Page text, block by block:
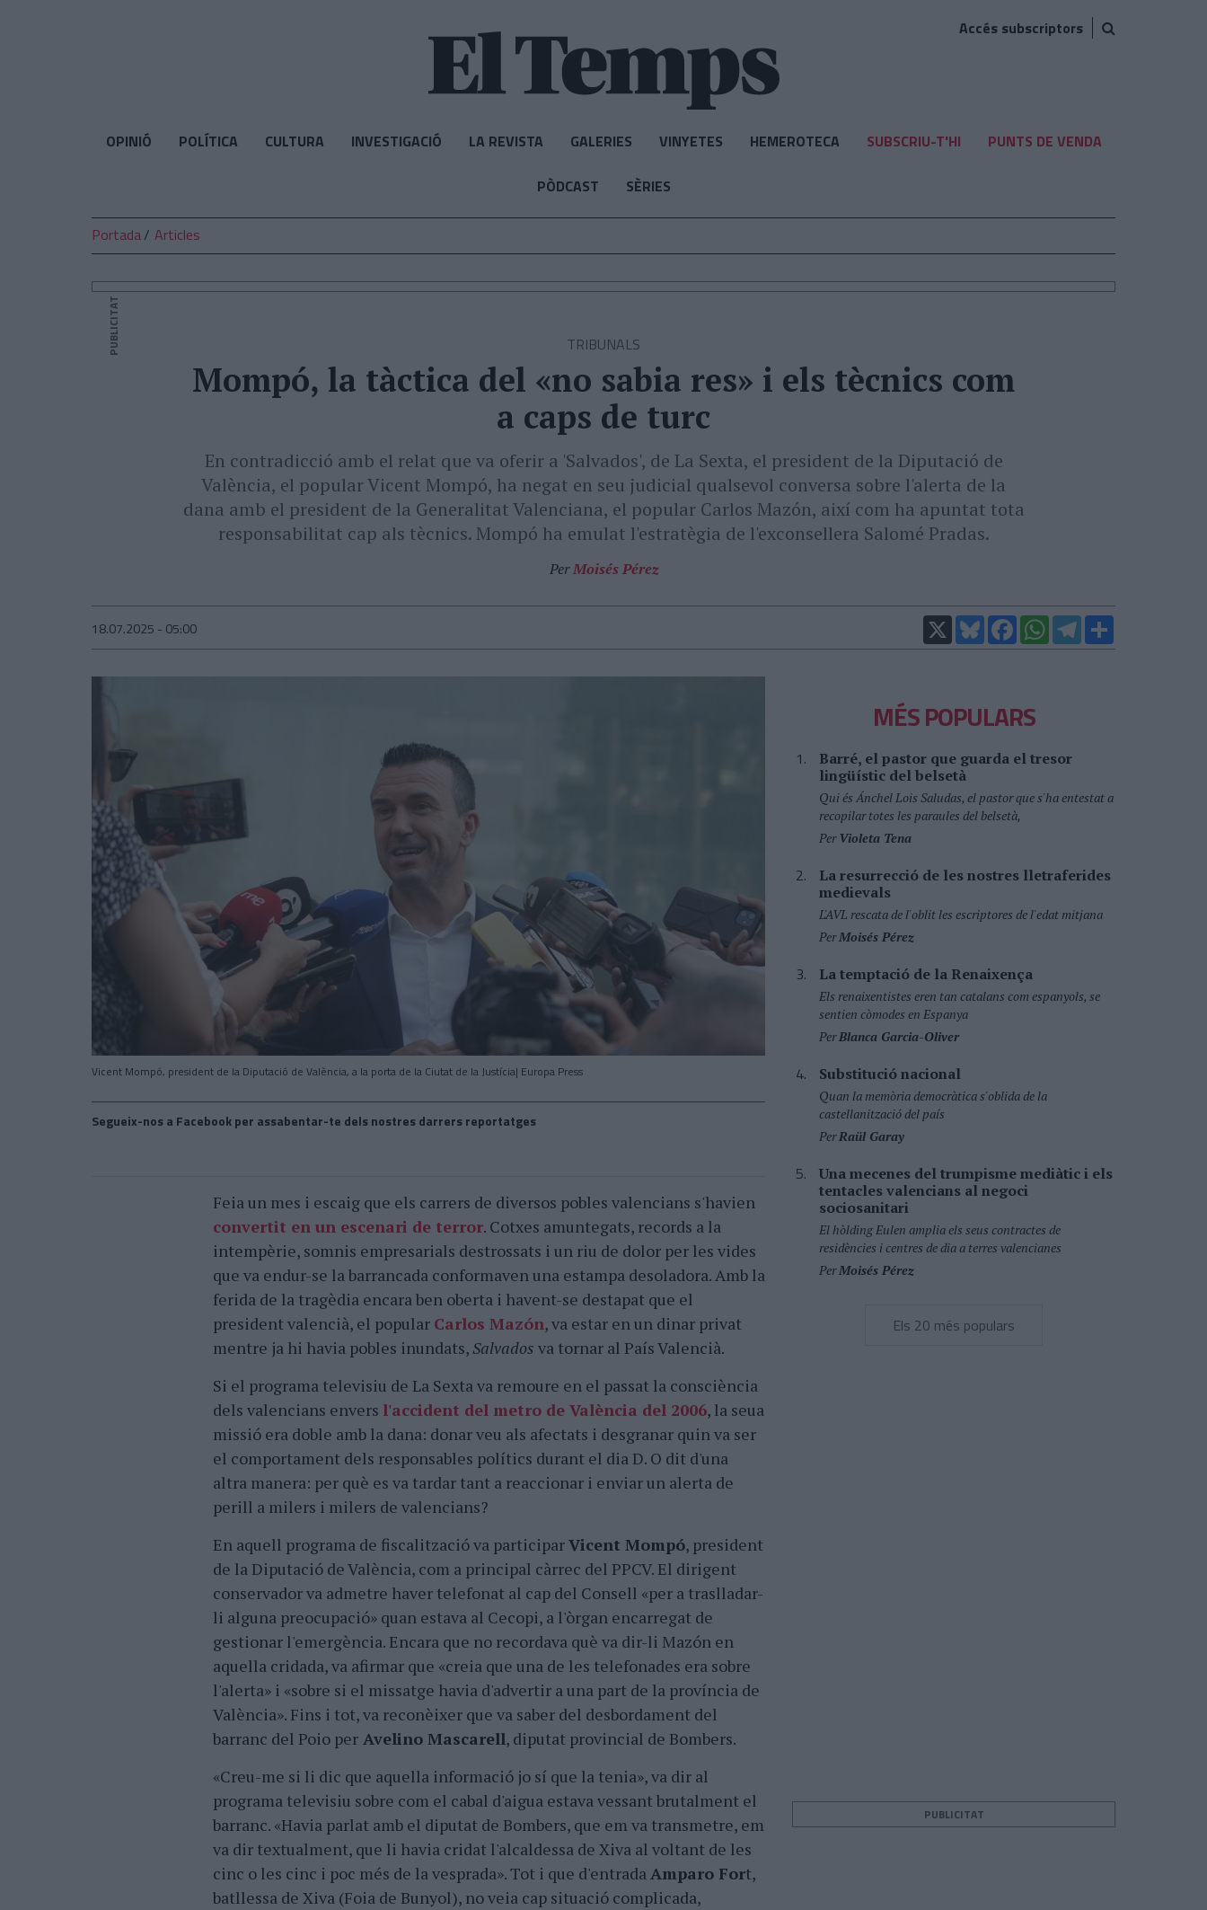
Accés subscriptors
OPINIÓ POLÍTICA CULTURA INVESTIGACIÓ LA REVISTA GALERIES VINYETES HEMEROTECA SUBSCRIU-T'HI PUNTS DE VENDA
PÒDCAST SÈRIES
Portada Articles
PUBLICITAT TRIBUNALS
Mompó, la tàctica del «no sabia res» i els tècnics com
a caps de turc
En contradicció amb el relat que va oferir a 'Salvados', de La Sexta, el president de la Diputació de
València, el popular Vicent Mompó, ha negat en seu judicial qualsevol conversa sobre l'alerta de la
dana amb el president de la Generalitat Valenciana, el popular Carlos Mazón, així com ha apuntat tota
responsabilitat cap als tècnics. Mompó ha emulat l'estratègia de l'exconsellera Salomé Pradas.
PerMoisés Pérez
18.07.2025 - 05:00 X BlueskyFacebookWhatsAppTelegram
Vicent Mompó, president de la Diputació de València, a la porta de la Ciutat de la Justícia| Europa Press
Segueix-nos a Facebook per assabentar-te dels nostres darrers reportatges
Feia un mes i escaig que els carrers de diversos pobles valencians s'havien
convertit en un escenari de terror. Cotxes amuntegats, records a la
intempèrie, somnis empresarials destrossats i un riu de dolor per les vides
que va endur-se la barrancada conformaven una estampa desoladora. Amb la
ferida de la tragèdia encara ben oberta i havent-se destapat que el
president valencià, el popular Carlos Mazón, va estar en un dinar privat
mentre ja hi havia pobles inundats,Salvados va tornar al País Valencià.
Si el programa televisiu de La Sexta va remoure en el passat la consciència
dels valencians envers l'accident del metro de València del 2006, la seua
missió era doble amb la dana: donar veu als afectats i desgranar quin va ser
el comportament dels responsables polítics durant el dia D. O dit d'una
altra manera: per què es va tardar tant a reaccionar i enviar un alerta de
perill a milers i milers de valencians?
En aquell programa de fiscalització va participarVicent Mompó, president
de la Diputació de València, com a principal càrrec del PPCV. El dirigent
conservador va admetre haver telefonat al cap del Consell «per a traslladar-
li alguna preocupació» quan estava al Cecopi, a l'òrgan encarregat de
gestionar l'emergència. Encara que no recordava què va dir-li Mazón en
aquella cridada, va afirmar que «creia que una de les telefonades era sobre
l'alerta» i «sobre si el missatge havia d'advertir a una part de la província de
València». Fins i tot, va reconèixer que va saber del desbordament del
barranc del Poio per Avelino Mascarell, diputat provincial de Bombers.
«Creu-me si li dic que aquella informació jo sí que la tenia», va dir al
programa televisiu sobre com el cabal d'aigua estava vessant brutalment el
barranc. «Havia parlat amb el diputat de Bombers, que em va transmetre, em
va dir textualment, que li havia cridat l'alcaldessa de Xiva al voltant de les
cinc o les cinc i poc més de la vesprada». Tot i que d'entradaAmparo Fort,
batllessa de Xiva (Foia de Bunyol), no veia cap situació complicada,
MÉS POPULARS
Barré, el pastor que guarda el tresor
lingüístic del belsetà
Qui és Ánchel Lois Saludas, el pastor que s'ha entestat a
recopilar totes les paraules del belsetà,
PerVioleta Tena
La resurrecció de les nostres lletraferides
medievals
L'AVL rescata de l'oblit les escriptores de l'edat mitjana
PerMoisés Pérez
La temptació de la Renaixença
Els renaixentistes eren tan catalans com espanyols, se
sentien còmodes en Espanya
PerBlanca Garcia-Oliver
Substitució nacional
Quan la memòria democràtica s'oblida de la
castellanització del país
PerRaül Garay
Una mecenes del trumpisme mediàtic i els
tentacles valencians al negoci
sociosanitari
El hòlding Eulen amplia els seus contractes de
residències i centres de dia a terres valencianes
PerMoisés Pérez
Els 20 més populars
PUBLICITAT